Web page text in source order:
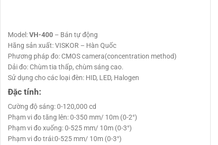
Model:VH-400 – Bán tự động
Hãng sản xuất: VISKOR – Hàn Quốc
Phương pháp đo: CMOS camera(concentration method)
Dải đo: Chùm tia thấp, chùm sáng cao.
Sử dụng cho các loại đèn: HID, LED, Halogen
Đặc tính:
Cường độ sáng: 0-120,000 cd
Phạm vi đo tăng lên: 0-350 mm/ 10m (0-2°)
Phạm vi đo xuống: 0-525 mm/ 10m (0-3°)
Phạm vi đo trái:0-525 mm/ 10m (0-3°)